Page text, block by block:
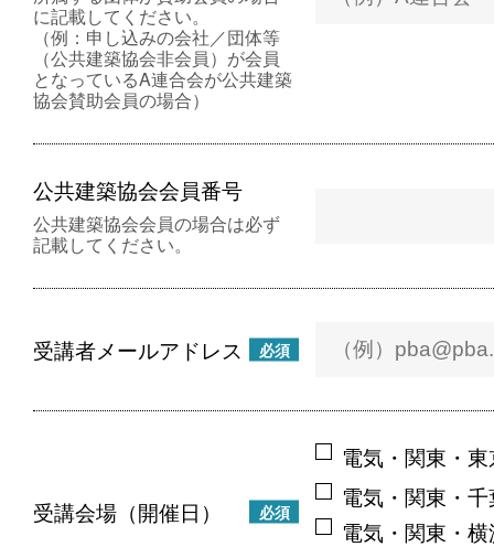
に記載してください。
（例：申し込みの会社／団体等
（公共建築協会非会員）が会員
となっているA連合会が公共建築
協会賛助会員の場合）
公共建築協会会員番号
公共建築協会会員の場合は必ず
記載してください。
受講者メールアドレス 必須
受講会場（開催日） 必須
電気・関東・
電気・関東・
電気・関東・